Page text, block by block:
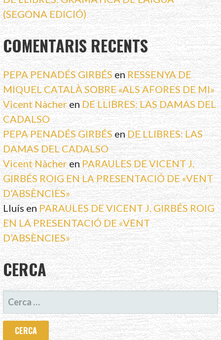
(SEGONA EDICIÓ)
COMENTARIS RECENTS
PEPA PENADÉS GIRBÉSenRESSENYA DE
MIQUEL CATALÀ SOBRE «ALS AFORES DE MI»
Vicent NàcherenDE LLIBRES: LAS DAMAS DEL
CADALSO
PEPA PENADÉS GIRBÉSenDE LLIBRES: LAS
DAMAS DEL CADALSO
Vicent NàcherenPARAULES DE VICENT J.
GIRBÉS ROIG EN LA PRESENTACIÓ DE «VENT
D’ABSÈNCIES»
LluísenPARAULES DE VICENT J. GIRBÉS ROIG
EN LA PRESENTACIÓ DE «VENT
D’ABSÈNCIES»
CERCA
CERCA: